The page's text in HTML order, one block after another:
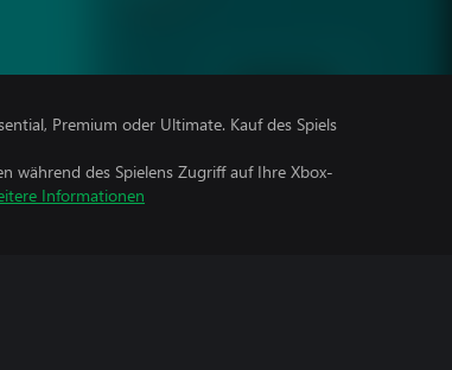
Premium oder Ultimate. Kauf des Spiels
während des Spielens Zugriff auf Ihre Xbox-
Informationen